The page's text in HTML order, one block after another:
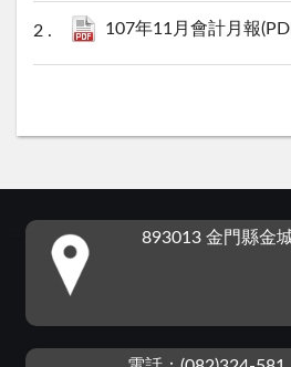
107年11月會計月報
893013 金門縣金